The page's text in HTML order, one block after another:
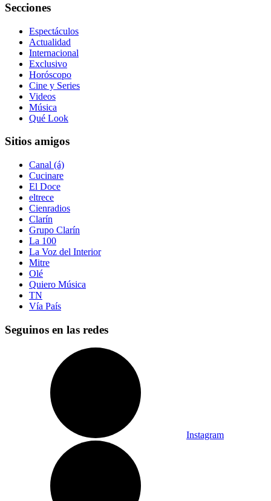
Secciones
Espectáculos
Actualidad
Internacional
Exclusivo
Horóscopo
Cine y Series
Videos
Música
Qué Look
Sitios amigos
Canal (á)
Cucinare
El Doce
eltrece
Cienradios
Clarín
Grupo Clarín
La 100
La Voz del Interior
Mitre
Olé
Quiero Música
TN
Vía País
Seguinos en las redes
Instagram